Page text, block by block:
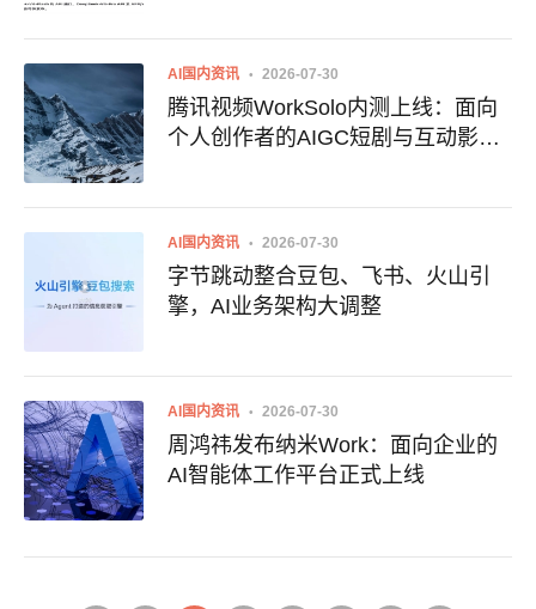
AI国内资讯 2026-07-30
腾讯视频WorkSolo内测上线：面向
个人创作者的AIGC短剧与互动影视
AI国内资讯 2026-07-30
字节跳动整合豆包、飞书、火山引
擎，AI业务架构大调整
AI国内资讯 2026-07-30
周鸿祎发布纳米Work：面向企业的
AI智能体工作平台正式上线